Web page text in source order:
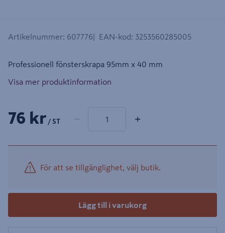
Artikelnummer: 607776 EAN-kod: 3253560285005
Professionell fönsterskrapa 95mm x 40 mm
Visa mer produktinformation
76 kr / ST − +
För att se tillgänglighet, välj butik.
Lägg till i varukorg